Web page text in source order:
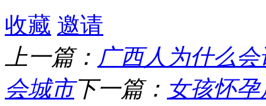
收藏 邀请
上一篇： 广西人为什么
会城市下一篇： 女孩怀